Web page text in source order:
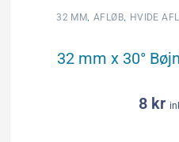
hvid
antal
32 MM, AFLØB, HVIDE
32 mm x 30°
8 kr